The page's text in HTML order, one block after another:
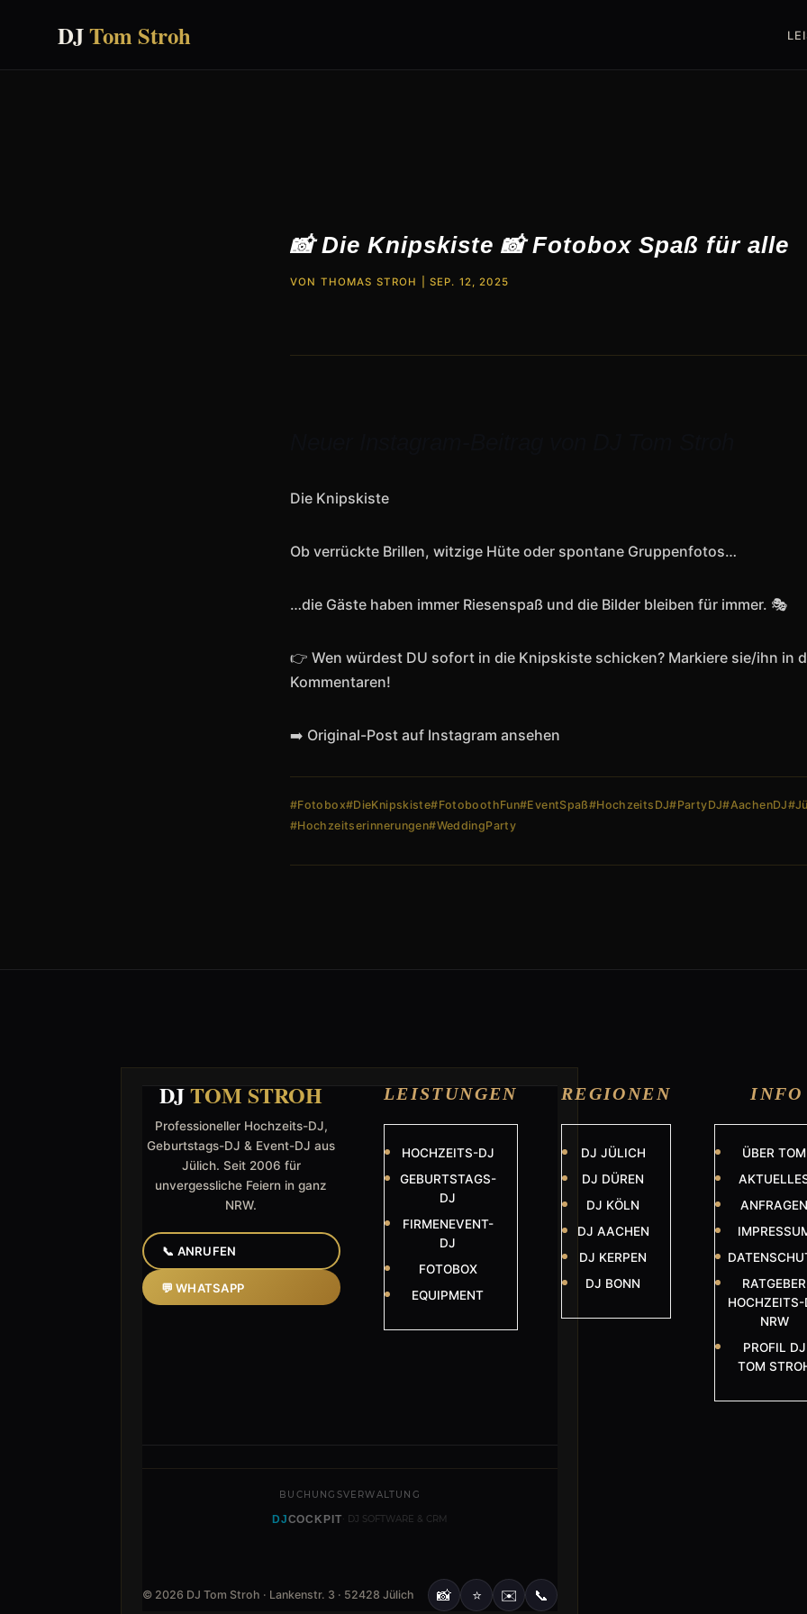
📸 Die Knipskiste 📸 Fotobox Spaß für alle
VON THOMAS STROH SEP. 12, 2025
Die Knipskiste
Ob verrückte Brillen, witzige Hüte oder spontane Gruppenfotos…
…die Gäste haben immer Riesenspaß und die Bilder bleiben für immer. 🎭
👉 Wen würdest DU sofort in die Knipskiste schicken? Markiere sie/ihn in
Kommentaren!
➡️ Original-Post auf Instagram ansehen
#Fotobox#DieKnipskiste#FotoboothFun#EventSpaß#HochzeitsDJ#PartyDJ#AachenDJ
#Hochzeitserinnerungen#WeddingParty
DJTOM STROH
Professioneller Hochzeits-DJ,
Geburtstags-DJ & Event-DJ aus
Jülich. Seit 2006 für
unvergessliche Feiern in ganz
NRW.
📞 ANRUFEN
💬 WHATSAPP
LEISTUNGEN
HOCHZEITS-DJ
GEBURTSTAGS-
DJ
FIRMENEVENT-
DJ
FOTOBOX
EQUIPMENT
REGIONEN
DJ JÜLICH
DJ DÜREN
DJ KÖLN
DJ AACHEN
DJ KERPEN
DJ BONN
INFO
ÜBER TOM
ANFRAGEN
RATGEBER
NRW
PROFIL DJ
TOM
BUCHUNGSVERWALTUNG
DJCOCKPIT· DJ SOFTWARE & CRM
© 2026 DJ Tom Stroh · Lankenstr. 3 · 52428 Jülich 📸 ⭐ ✉️ 📞
DJTom Stroh